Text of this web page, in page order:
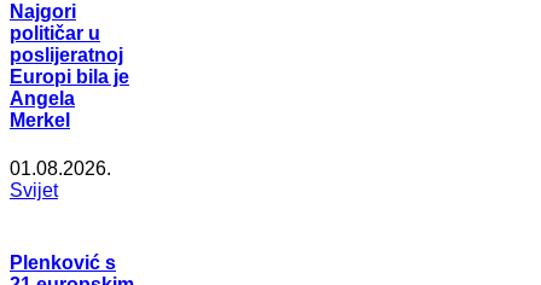
Najgori
političar u
poslijeratnoj
Europi bila je
Angela
Merkel
01.08.2026.
Svijet
Plenković s